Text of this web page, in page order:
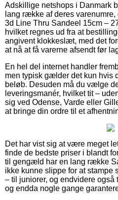
Adskillige netshops i Danmark
lang række af deres
3d Line Thru Sandeel 15cm –
hvilket regnes ud fra at
angivent klokkeslæt, med det
at nå at få varerne afsendt før
En hel del internet handler
men typisk gælder det kun hvis
beløb. Desuden må du vælge
leveringsmanér, hvilket tit –
sig ved Odense, Varde eller
at bringe din ordre til et
Det har vist sig at være meget
finde de bedste priser i blandt
til gengæld har en lang række
ikke kunne slippe for at stampe
– til juniorer, og endvidere også
og endda nogle gange